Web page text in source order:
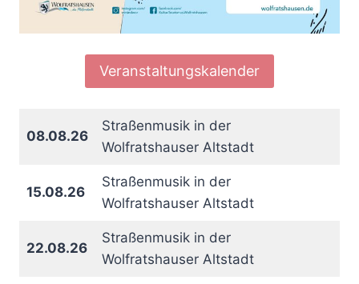
Veranstaltungskalender
08.08.26
Straßenmusik in der
Wolfratshauser Altstadt
15.08.26
Straßenmusik in der
Wolfratshauser Altstadt
22.08.26
Straßenmusik in der
Wolfratshauser Altstadt